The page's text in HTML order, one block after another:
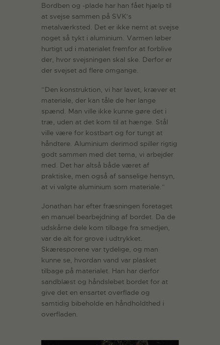
Bordben og -plade har han fået hjælp til
at svejse sammen på SVK’s
metalværksted. Det er ikke nemt at svejse
noget så tykt i aluminium. Varmen løber
hurtigt ud i materialet fremfor at forblive
der, hvor svejsningen skal ske. Derfor er
der svejset ad flere omgange.
”Den konstruktion, vi har lavet, kræver et
materiale, der kan tåle de her lange
spænd. Man ville ikke kunne gøre det i
træ, uden at det kom til at hænge. Stål
ville være for kostbart og for tungt at
håndtere. Aluminium derimod spiller rigtig
godt sammen med det tema, vi arbejder
med. Det har altså både været af
praktiske, men også af sanselige hensyn,
at vi valgte aluminium som materiale.”
Jonathan har efter fræsningen foretaget
en manuel bearbejdning af bordet. Da de
udskårne dele kom tilbage fra smedjen,
var de alt for grove i udtrykket.
Skæresporene var tydelige, og man
kunne se, hvordan vand var plasket
tilbage på materialet. Han har derfor
sandblæst og håndslebet bordet for at
give det en ensartet overflade og
samtidig bibeholde en håndholdthed i
overfladen.